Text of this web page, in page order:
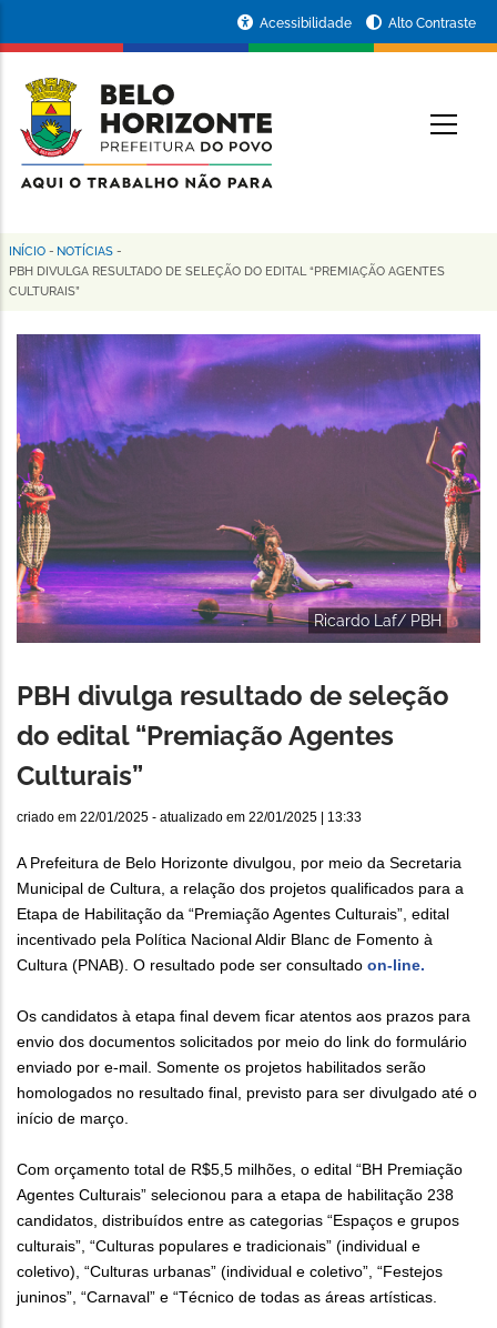
conteúdo
principal
da
Prefeitura
de
Horizonte
Acessibilidade Alto Contraste
Trilha
de
navegação
INÍCIO - NOTÍCIAS -
PBH DIVULGA RESULTADO DE SELEÇÃO DO EDITAL “PREMIAÇÃO AGENTES
CULTURAIS”
Ricardo Laf/ PBH
PBH divulga resultado de seleção
do edital “Premiação Agentes
Culturais”
criado em 22/01/2025 - atualizado em 22/01/2025 | 13:33
A Prefeitura de Belo Horizonte divulgou, por meio da Secretaria
Municipal de Cultura, a relação dos projetos qualificados para a
Etapa de Habilitação da “Premiação Agentes Culturais”, edital
incentivado pela Política Nacional Aldir Blanc de Fomento à
Cultura (PNAB). O resultado pode ser consultado on-line.
Os candidatos à etapa final devem ficar atentos aos prazos para
envio dos documentos solicitados por meio do link do formulário
enviado por e-mail. Somente os projetos habilitados serão
homologados no resultado final, previsto para ser divulgado até o
início de março.
Com orçamento total de R$5,5 milhões, o edital “BH Premiação
Agentes Culturais” selecionou para a etapa de habilitação 238
candidatos, distribuídos entre as categorias “Espaços e grupos
culturais”, “Culturas populares e tradicionais” (individual e
coletivo), “Culturas urbanas” (individual e coletivo”, “Festejos
juninos”, “Carnaval” e “Técnico de todas as áreas artísticas.